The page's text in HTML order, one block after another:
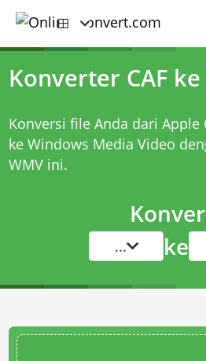
Konverter CAF ke
Konversi file Anda dari Apple
ke Windows Media Video
WMVini.
... ke